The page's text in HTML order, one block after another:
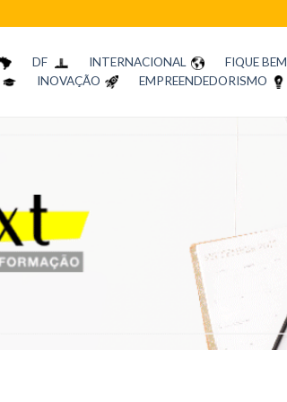
DF INTERNACIONAL FIQUE BEM
INOVAÇÃO EMPREENDEDORISMO